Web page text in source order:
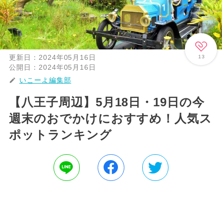
13
更新日： 2024年05月16日
公開日： 2024年05月16日
いこーよ編集部
【八王子周辺】5月18日・19日の今
週末のおでかけにおすすめ！人気ス
ポットランキング